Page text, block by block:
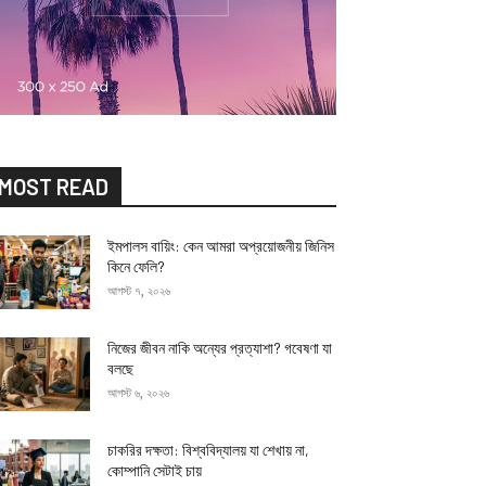
READ
ইমপালস বায়িং: কেন আমরা অপ্রয়োজনীয় জিনিস
কিনে ফেলি?
আগস্ট ৭, ২০২৬
নিজের জীবন নাকি অন্যের প্রত্যাশা? গবেষণা যা
বলছে
আগস্ট ৬, ২০২৬
চাকরির দক্ষতা: বিশ্ববিদ্যালয় যা শেখায় না,
কোম্পানি সেটাই চায়